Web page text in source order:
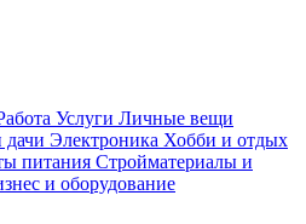
Услуги Личные вещи
дачи Электроника Хобби и отдых
питания Стройматериалы и
и оборудование